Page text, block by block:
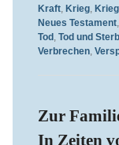
Kraft, Krieg,
Neues Testament,
Tod, Tod und
Verbrechen,
Zur
In Zeiten